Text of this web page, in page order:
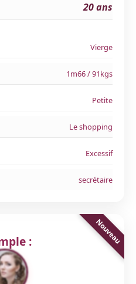
20 ans
Vierge
1m66 / 91kgs
Petite
Le shopping
Excessif
secrétaire
: